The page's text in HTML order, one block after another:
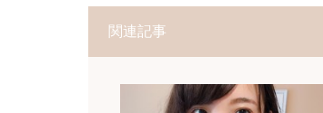
関連記事